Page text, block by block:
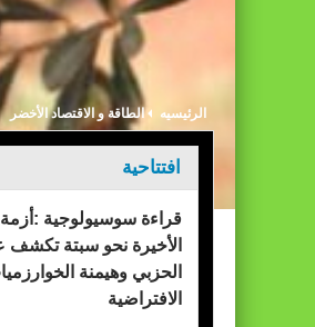
الرئيسيه الطاقة و الاقتصاد الأخضر
افتتاحية
قراءة سوسيولوجية :أزمة
الأخيرة نحو سبتة تكشف
الحزبي وهيمنة
الافتراضية